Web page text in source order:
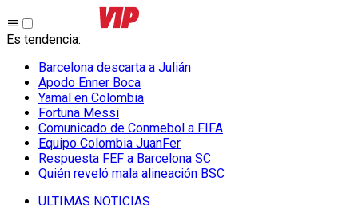
Es tendencia:
Barcelona descarta a Julián
Apodo Enner Boca
Yamal en Colombia
Fortuna Messi
Comunicado de Conmebol a FIFA
Equipo Colombia JuanFer
Respuesta FEF a Barcelona SC
Quién reveló mala alineación BSC
ULTIMAS NOTICIAS